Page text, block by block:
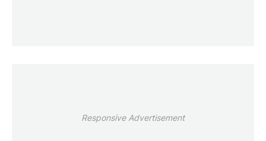
Responsive Advertisement